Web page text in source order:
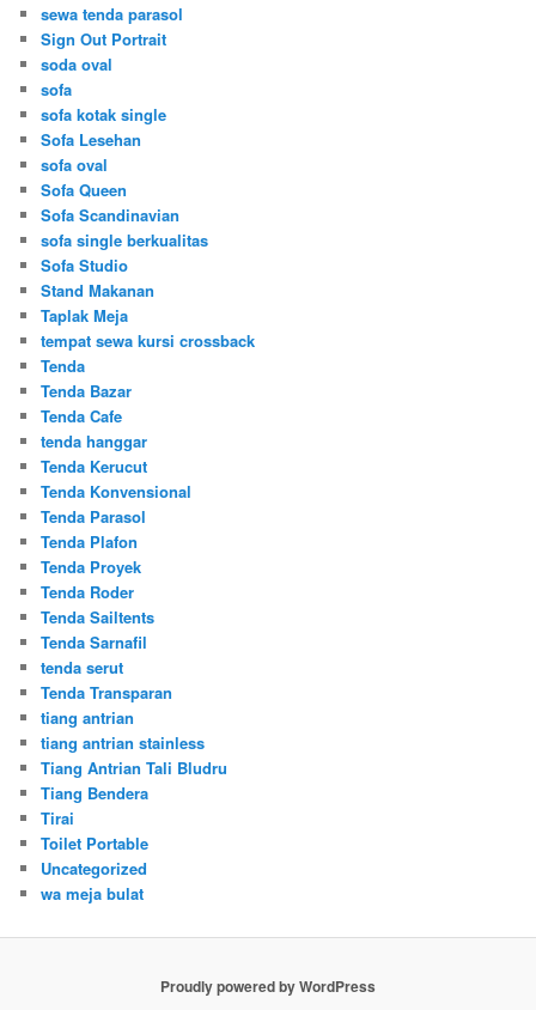
sewa tenda parasol
Sign Out Portrait
soda oval
sofa
sofa kotak single
Sofa Lesehan
sofa oval
Sofa Queen
Sofa Scandinavian
sofa single berkualitas
Sofa Studio
Stand Makanan
Taplak Meja
tempat sewa kursi crossback
Tenda
Tenda Bazar
Tenda Cafe
tenda hanggar
Tenda Kerucut
Tenda Konvensional
Tenda Parasol
Tenda Plafon
Tenda Proyek
Tenda Roder
Tenda Sailtents
Tenda Sarnafil
tenda serut
Tenda Transparan
tiang antrian
tiang antrian stainless
Tiang Antrian Tali Bludru
Tiang Bendera
Tirai
Toilet Portable
Uncategorized
wa meja bulat
Proudly powered by WordPress